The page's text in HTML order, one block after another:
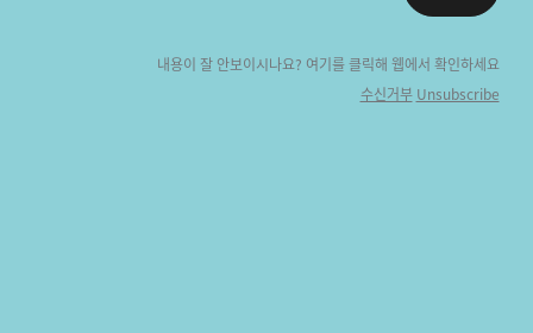
내용이 잘 안보이시나요? 여기를 클릭해 웹에서 확인하세요
수신거부 Unsubscribe